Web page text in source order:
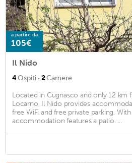
a partire da
105€
Il Nido
4Ospiti · 2Camere
Located in Cugnasco and only 12 km
Locarno, Il Nido provides
free WiFi and free private parking.
accommodation features a patio. ...